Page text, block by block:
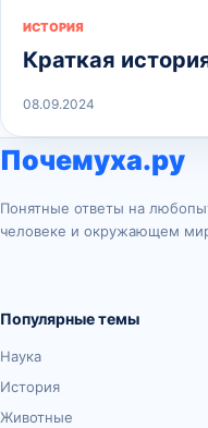
ИСТОРИЯ
Краткая
08.09.2024
Почемуха.ру
Понятные ответы на
человеке и окружающем
Популярные темы
Наука
История
Животные